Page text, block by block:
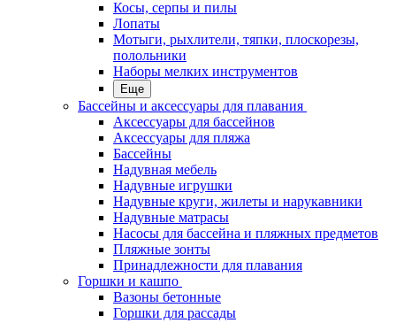
Косы, серпы и пилы
Лопаты
Мотыги, рыхлители, тяпки, плоскорезы,
полольники
Наборы мелких инструментов
Еще
Бассейны и аксессуары для плавания
Аксессуары для бассейнов
Аксессуары для пляжа
Бассейны
Надувная мебель
Надувные игрушки
Надувные круги, жилеты и нарукавники
Надувные матрасы
Насосы для бассейна и пляжных предметов
Пляжные зонты
Принадлежности для плавания
Горшки и кашпо
Вазоны бетонные
Горшки для рассады